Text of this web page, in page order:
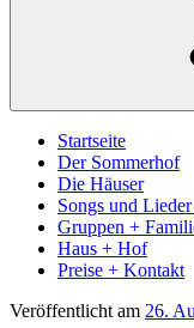
Startseite
Der Sommerhof
Die Häuser
Songs und
Gruppen +
Haus + Hof
Preise + Kontakt
Veröffentlicht am 26.